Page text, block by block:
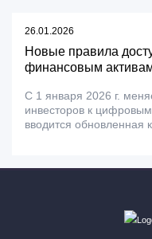
26.01.2026
Новые правила
финансовым
С 1 января 2026 г.
инвесторов к
вводится обновленная